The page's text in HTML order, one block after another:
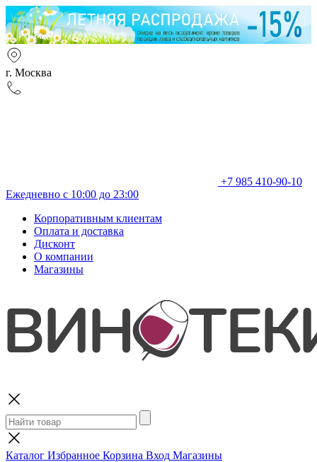
г. Москва
+7 985 410-90-10
Ежедневно с 10:00 до 23:00
Корпоративным клиентам
Оплата и доставка
Дисконт
О компании
Магазины
Каталог Избранное Корзина Вход Магазины